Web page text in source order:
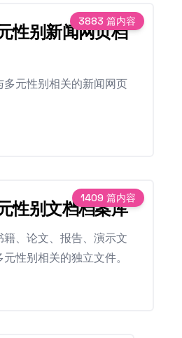
3883 篇内容
性别新闻网页档
元性别相关的新闻网页
1409 篇内容
性别文档档案库
、论文、报告、演示文
性别相关的独立文件。